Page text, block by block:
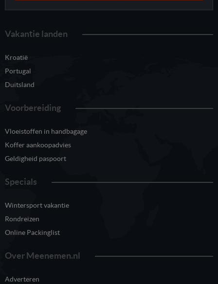
Vakantie landen
Kroatië
Portugal
Duitsland
Voorbereiding
Vloeistoffen in handbagage
Koffer aankoopadvies
Geldigheid paspoort
Specials
Wintersport vakantie
Rondreizen
Online Packinglist
Over Meenemen.nl
Adverteren